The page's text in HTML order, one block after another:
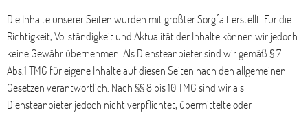
Die Inhalte unserer Seiten wurden mit größter Sorgfalt erstellt. Für die
Richtigkeit, Vollständigkeit und Aktualität der Inhalte können wir jedoch
keine Gewähr übernehmen. Als Diensteanbieter sind wir gemäß § 7
Abs.1 TMG für eigene Inhalte auf diesen Seiten nach den allgemeinen
Gesetzen verantwortlich. Nach §§ 8 bis 10 TMG sind wir als
Diensteanbieter jedoch nicht verpflichtet, übermittelte oder